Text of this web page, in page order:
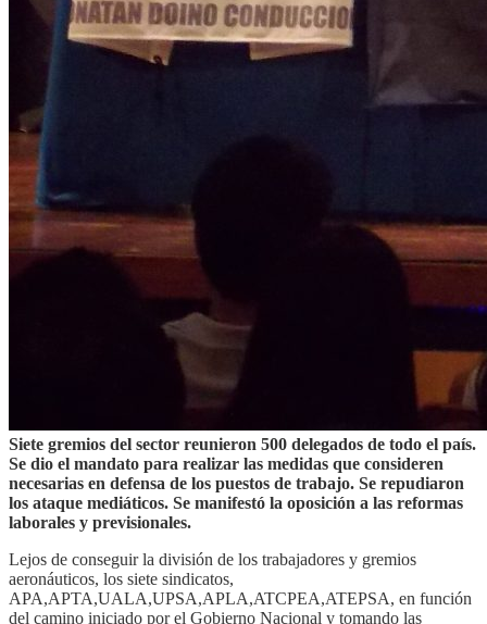
Siete gremios del sector reunieron 500 delegados de todo el país.
Se dio el mandato para realizar las medidas que consideren
necesarias en defensa de los puestos de trabajo. Se repudiaron
los ataque mediáticos. Se manifestó la oposición a las reformas
laborales y previsionales.
Lejos de conseguir la división de los trabajadores y gremios
aeronáuticos, los siete sindicatos,
APA,APTA,UALA,UPSA,APLA,ATCPEA,ATEPSA, en función
del camino iniciado por el Gobierno Nacional y tomando las